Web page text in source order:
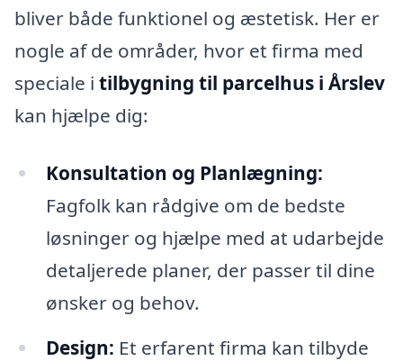
bliver både funktionel og æstetisk. Her er
nogle af de områder, hvor et firma med
speciale i tilbygning til parcelhus i Årslev
kan hjælpe dig:
Konsultation og Planlægning:
Fagfolk kan rådgive om de bedste
løsninger og hjælpe med at udarbejde
detaljerede planer, der passer til dine
ønsker og behov.
Design: Et erfarent firma kan tilbyde